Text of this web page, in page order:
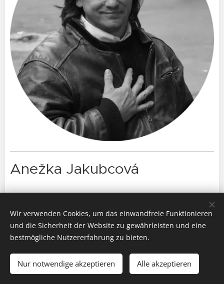
Anežka Jakubcová
Wir verwenden Cookies, um das einwandfreie Funktionieren
und die Sicherheit der Website zu gewährleisten und eine
bestmögliche Nutzererfahrung zu bieten.
Nur notwendige akzeptieren Alle akzeptieren